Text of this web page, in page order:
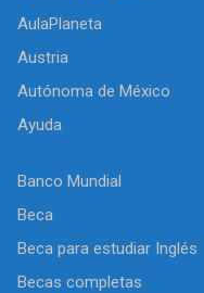
AulaPlaneta
Austria
Autónoma de México
Ayuda
Banco Mundial
Beca
Beca para estudiar Inglés
Becas completas